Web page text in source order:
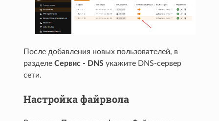
После добавления новых пользователей, в
разделеСервис - DNS укажите DNS-сервер
сети.
Настройка файрвола